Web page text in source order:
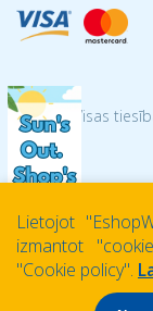
© 2026 Visas
Lietojot
izmantot
''Cookie policy''.